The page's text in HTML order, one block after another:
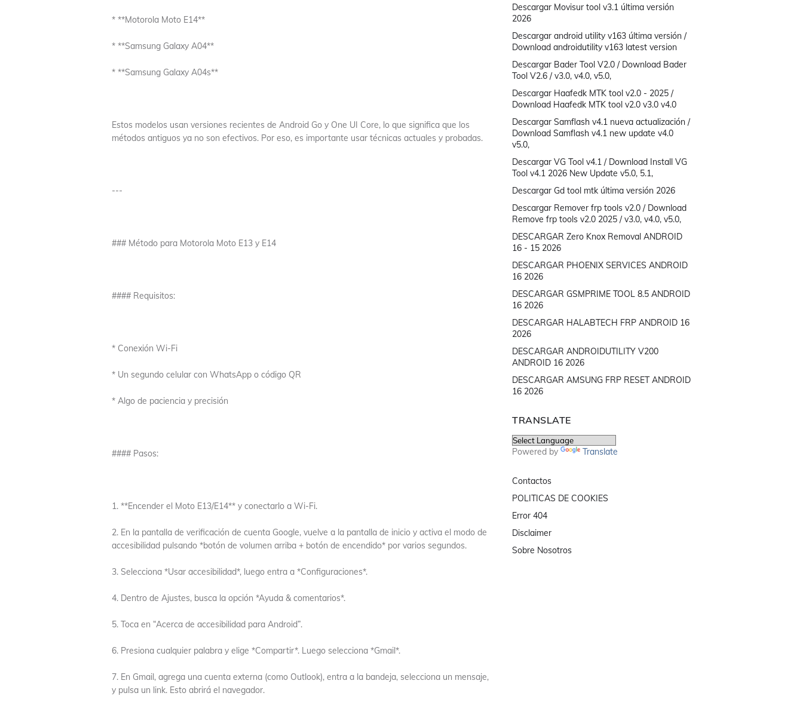
* **Motorola Moto E14**
* **Samsung Galaxy A04**
* **Samsung Galaxy A04s**
Estos modelos usan versiones recientes de Android Go y One UI Core, lo que significa que los
métodos antiguos ya no son efectivos. Por eso, es importante usar técnicas actuales y probadas.
---
### Método para Motorola Moto E13 y E14
#### Requisitos:
* Conexión Wi-Fi
* Un segundo celular con WhatsApp o código QR
* Algo de paciencia y precisión
#### Pasos:
1. **Encender el Moto E13/E14** y conectarlo a Wi-Fi.
2. En la pantalla de verificación de cuenta Google, vuelve a la pantalla de inicio y activa el modo de
accesibilidad pulsando *botón de volumen arriba + botón de encendido* por varios segundos.
3. Selecciona *Usar accesibilidad*, luego entra a *Configuraciones*.
4. Dentro de Ajustes, busca la opción *Ayuda & comentarios*.
5. Toca en “Acerca de accesibilidad para Android”.
6. Presiona cualquier palabra y elige *Compartir*. Luego selecciona *Gmail*.
7. En Gmail, agrega una cuenta externa (como Outlook), entra a la bandeja, selecciona un mensaje,
y pulsa un link. Esto abrirá el navegador.
Descargar Movisur tool v3.1 última versión
2026
Descargar android utility v163 última versión /
Download androidutility v163 latest version
Descargar Bader Tool V2.0 / Download Bader
Tool V2.6 / v3.0, v4.0, v5.0,
Descargar Haafedk MTK tool v2.0 - 2025 /
Download Haafedk MTK tool v2.0 v3.0 v4.0
Descargar Samflash v4.1 nueva actualización /
Download Samflash v4.1 new update v4.0
v5.0,
Descargar VG Tool v4.1 / Download Install VG
Tool v4.1 2026 New Update v5.0, 5.1,
Descargar Gd tool mtk última versión 2026
Descargar Remover frp tools v2.0 / Download
Remove frp tools v2.0 2025 / v3.0, v4.0, v5.0,
DESCARGAR Zero Knox Removal ANDROID
16 - 15 2026
DESCARGAR PHOENIX SERVICES ANDROID
16 2026
DESCARGAR GSMPRIME TOOL 8.5 ANDROID
16 2026
DESCARGAR HALABTECH FRP ANDROID 16
2026
DESCARGAR ANDROIDUTILITY V200
ANDROID 16 2026
DESCARGAR AMSUNG FRP RESET ANDROID
16 2026
TRANSLATE
Powered by Translate
Contactos
POLITICAS DE COOKIES
Error 404
Disclaimer
Sobre Nosotros